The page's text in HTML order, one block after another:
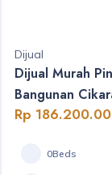
Dijual
Dijual Murah
Bangunan
Rp
0Beds